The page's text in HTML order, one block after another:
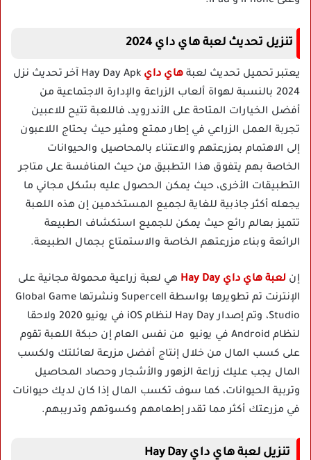
تنزيل تحديث لعبة هاي داي 2024
يعتبر تحميل تحديث لعبة هاي داي
Hay Day Apk آخر تحديث نزل
2024 بالنسبة لهواة ألعاب الزراعة والإدارة الاجتماعية من
أفضل الخيارات المتاحة على الأندرويد، فاللعبة تتيح للاعبين
تجربة العمل الزراعي في إطار ممتع ومثير حيث يحتاج اللاعبون
إلى الاهتمام بمزرعتهم والاعتناء بالمحاصيل والحيوانات
الخاصة بهم يتفوق هذا التطبيق من حيث المنافسة على متاجر
التطبيقات الأخرى، حيث يمكن الحصول عليه بشكل مجاني ما
يجعله أكثر جاذبية للغاية لجميع المستخدمين إن هذه اللعبة
تتميز بعالم رائع حيث يمكن للجميع استكشاف الطبيعة
الرائعة وبناء مزرعتهم الخاصة والاستمتاع بجمال الطبيعة.
إن لعبة هاي داي Hay Day
هي لعبة زراعية محمولة مجانية على
الإنترنت تم تطويرها بواسطة Supercell ونشرتها Global Game
Studio، وتم إصدار Hay Day لنظام iOS في يونيو 2020 ولاحقا
لنظام Android في يونيو من نفس العام إن حبكة اللعبة تقوم
على كسب المال من خلال إنتاج أفضل مزرعة لعائلتك ولكسب
المال يجب عليك زراعة الزهور والأشجار وحصاد المحاصيل
وتربية الحيوانات، كما سوف تكسب المال إذا كان لديك حيوانات
في مزرعتك أكثر مما تقدر إطعامهم وكسوتهم وتدريبهم.
تنزيل لعبة هاي داي Hay Day